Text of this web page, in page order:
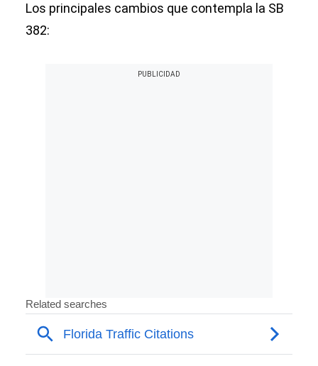
Los principales cambios que contempla la SB
382: